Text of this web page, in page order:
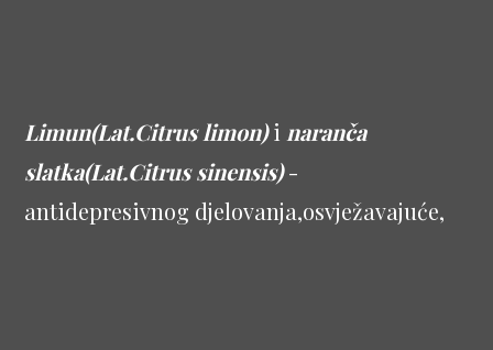
Limun(Lat.Citrus limon)i naranča
slatka(Lat.Citrus sinensis)-
antidepresivnog djelovanja,osvježavajuće,